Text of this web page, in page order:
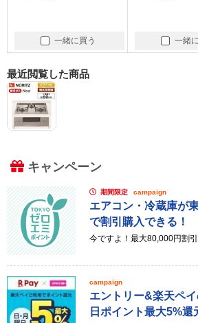
一緒に買う 一緒
最近閲覧した商品
キャンペーン
期間限定 campaign
エアコン・冷蔵庫が
で割引購入できる！
今ですよ！最大80,000円割
campaign
エントリー&楽天ペ
日ポイント最大5%還